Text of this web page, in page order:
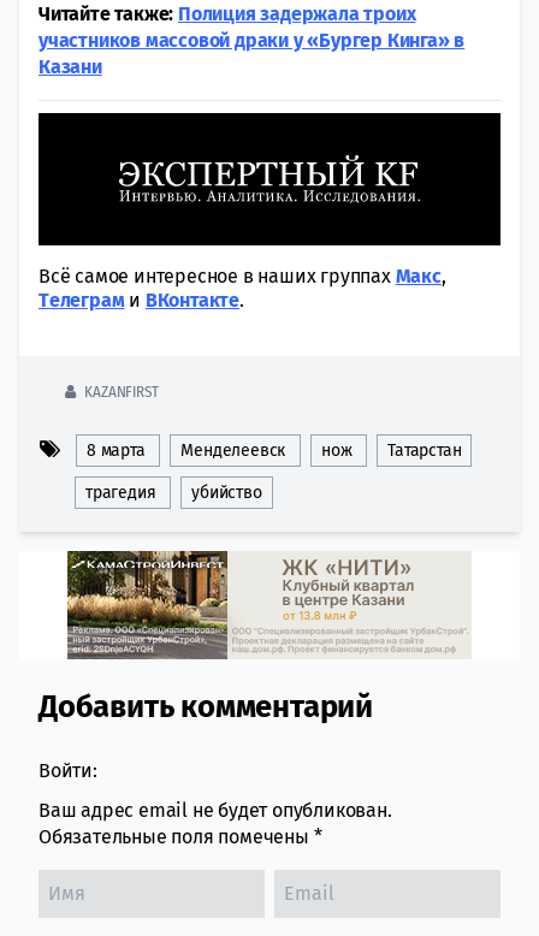
Читайте также: Полиция задержала троих
участников массовой драки у «Бургер Кинга» в
Казани
Всё самое интересное в наших группах Макс,
Tелеграми ВКонтакте.
KAZANFIRST
8 марта Менделеевск нож Татарстан
трагедия убийство
Comment section
Добавить комментарий
Войти:
Ваш адрес email не будет опубликован.
Обязательные поля помечены *